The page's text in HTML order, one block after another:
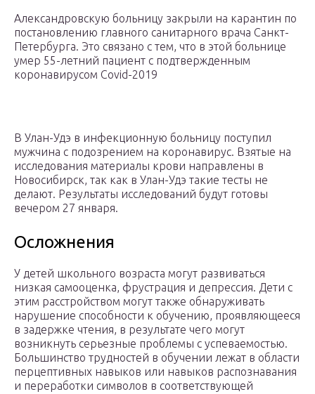
Александровскую больницу закрыли на карантин по
постановлению главного санитарного врача Санкт-
Петербурга. Это связано с тем, что в этой больнице
умер 55-летний пациент с подтвержденным
коронавирусом Covid-2019
В Улан-Удэ в инфекционную больницу поступил
мужчина с подозрением на коронавирус. Взятые на
исследования материалы крови направлены в
Новосибирск, так как в Улан-Удэ такие тесты не
делают. Результаты исследований будут готовы
вечером 27 января.
Осложнения
У детей школьного возраста могут развиваться
низкая самооценка, фрустрация и депрессия. Дети с
этим расстройством могут также обнаруживать
нарушение способности к обучению, проявляющееся
в задержке чтения, в результате чего могут
возникнуть серьезные проблемы с успеваемостью.
Большинство трудностей в обучении лежат в области
перцептивных навыков или навыков распознавания
и переработки символов в соответствующей